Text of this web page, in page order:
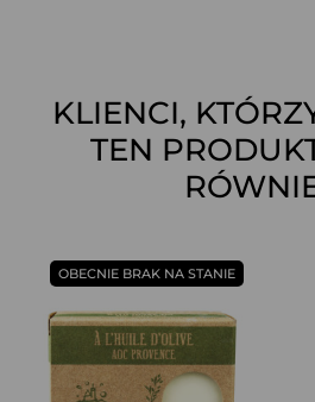
KLIENCI,
TEN
OBECNIE BRAK NA STANIE